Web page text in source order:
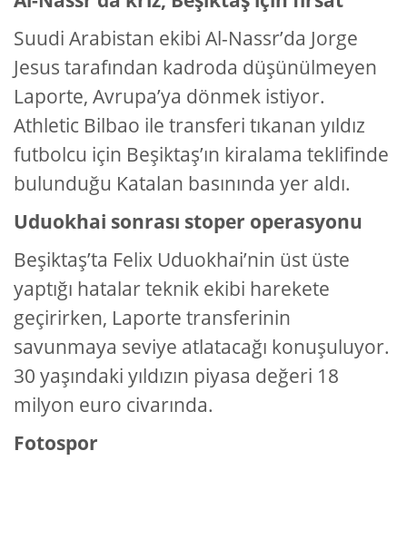
Suudi Arabistan ekibi Al-Nassr’da Jorge
Jesus tarafından kadroda düşünülmeyen
Laporte, Avrupa’ya dönmek istiyor.
Athletic Bilbao ile transferi tıkanan yıldız
futbolcu için Beşiktaş’ın kiralama teklifinde
bulunduğu Katalan basınında yer aldı.
Uduokhai sonrası stoper operasyonu
Beşiktaş’ta Felix Uduokhai’nin üst üste
yaptığı hatalar teknik ekibi harekete
geçirirken, Laporte transferinin
savunmaya seviye atlatacağı konuşuluyor.
30 yaşındaki yıldızın piyasa değeri 18
milyon euro civarında.
Fotospor